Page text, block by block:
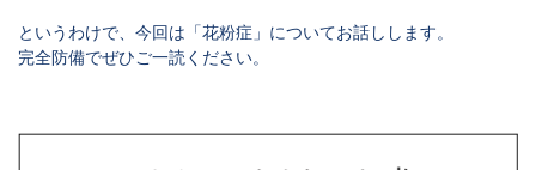
というわけで、今回は「花粉症」についてお話しします。
完全防備でぜひご一読ください。